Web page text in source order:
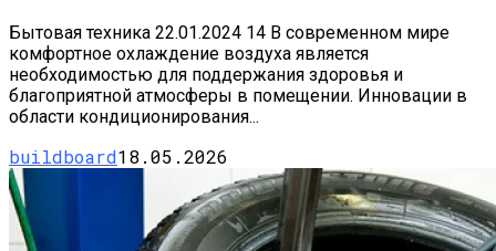
Бытовая техника 22.01.2024 14 В современном мире
комфортное охлаждение воздуха является
необходимостью для поддержания здоровья и
благоприятной атмосферы в помещении. Инновации в
области кондиционирования...
buildboard18.05.2026